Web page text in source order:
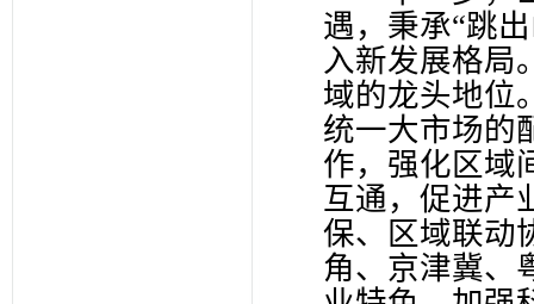
遇，秉承“跳
入新发展格局
域的龙头地位
统一大市场的
作，强化区域
互通，促进产
保、区域联动
角、京津冀、